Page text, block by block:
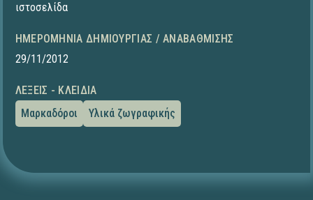
ιστοσελίδα
ΗΜΕΡΟΜΗΝΊΑ ΔΗΜΙΟΥΡΓΊΑΣ / ΑΝΑΒΆΘΜΙΣΗΣ
29/11/2012
ΛΈΞΕΙΣ - ΚΛΕΙΔΙΆ
Μαρκαδόροι
Υλικά ζωγραφικής